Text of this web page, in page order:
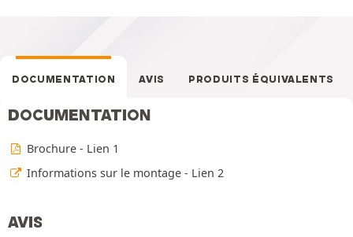
DOCUMENTATION AVIS PRODUITS ÉQUIVALENTS
DOCUMENTATION
Brochure - Lien 1
Informations sur le montage - Lien 2
AVIS